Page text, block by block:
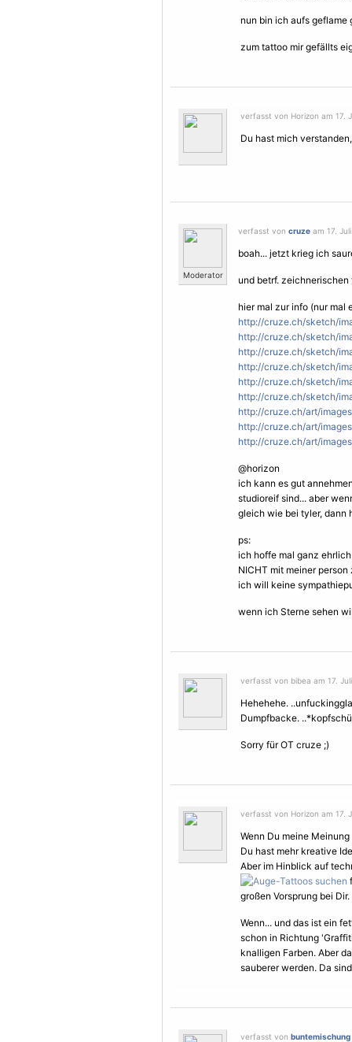
nun bin ich aufs geflame
zum tattoo mir gefällts
verfasst von Horizon am 17.
Du hast mich
Moderator
verfasst von cruze am 17.
boah... jetzt krieg ich
und betrf. zeichnerischen
hier mal zur info (nur mal
http://cruze.ch/sketch/
http://cruze.ch/sketch/
http://cruze.ch/sketch/
http://cruze.ch/sketch/
http://cruze.ch/sketch/
http://cruze.ch/sketch/
http://cruze.ch/art/
http://cruze.ch/art/
http://cruze.ch/art/
@horizon
ich kann es gut
studioreif sind... aber
gleich wie bei tyler, dann
ps:
ich hoffe mal ganz
NICHT mit meiner person
ich will keine
wenn ich Sterne sehen
verfasst von bibea am 17.
Hehehehe.
Dumpfbacke.
Sorry für OT cruze ;)
verfasst von Horizon am 17.
Wenn Du meine
Du hast mehr kreative
Aber im Hinblick auf
großen Vorsprung bei Dir.
Wenn... und das ist ein
schon in Richtung
knalligen Farben. Aber
sauberer werden. Da
verfasst von buntemischung